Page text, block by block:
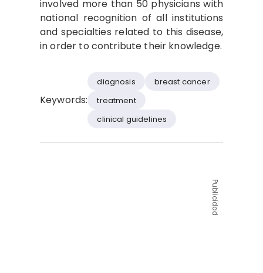
involved more than 50 physicians with
national recognition of all institutions
and specialties related to this disease,
in order to contribute their knowledge.
Keywords:
diagnosis
breast cancer
treatment
clinical guidelines
Publicidad